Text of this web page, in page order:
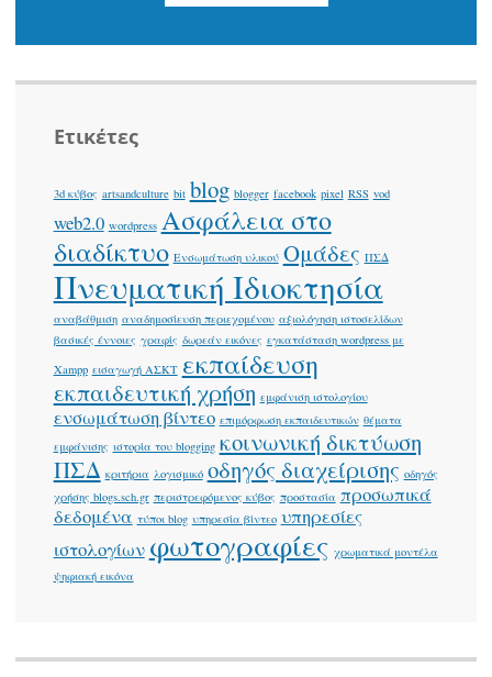
Ετικέτες
3d κύβος artsandculture bit blog blogger facebook pixel RSS vod
web2.0 wordpress Ασφάλεια στο
διαδίκτυο Ενσωμάτωση υλικού Ομάδες ΠΣΔ
Πνευματική Ιδιοκτησία
αναβάθμιση αναδημοσίευση περιεχομένου αξιολόγηση ιστοσελίδων
βασικές έννοιες γραφίς δωρεάν εικόνες εγκατάσταση wordpress με
Xampp εισαγωγή ΑΣΚΤ εκπαίδευση
εκπαιδευτική χρήση εμφάνιση ιστολογίου
ενσωμάτωση βίντεο επιμόρφωση εκπαιδευτικών θέματα
εμφάνισης ιστορία του blogging κοινωνική δικτύωση
ΠΣΔ κριτήρια λογισμικό οδηγός διαχείρισης οδηγός
χρήσης blogs.sch.gr περιστρεφόμενος κύβος προστασία προσωπικά
δεδομένα τύποι blog υπηρεσία βίντεο υπηρεσίες
ιστολογίων φωτογραφίες χρωματικά μοντέλα
ψηφιακή εικόνα